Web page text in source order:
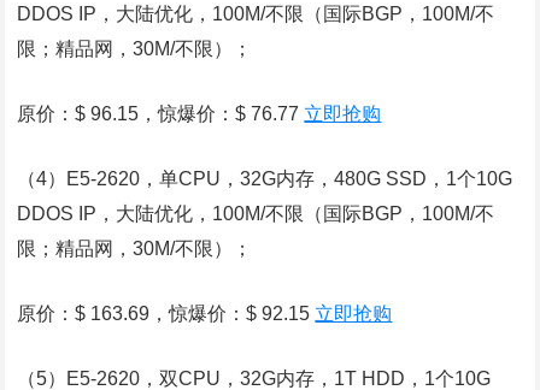
DDOS IP，大陆优化，100M/不限（国际BGP，100M/不
限；精品网，30M/不限）；
原价：$ 96.15，惊爆价：$ 76.77 立即抢购
（4）E5-2620，单CPU，32G内存，480G SSD，1个10G
DDOS IP，大陆优化，100M/不限（国际BGP，100M/不
限；精品网，30M/不限）；
原价：$ 163.69，惊爆价：$ 92.15 立即抢购
（5）E5-2620，双CPU，32G内存，1T HDD，1个10G